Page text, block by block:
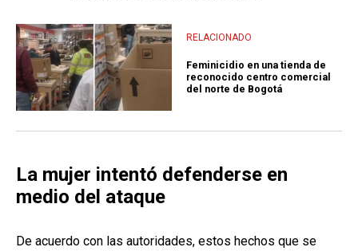
RELACIONADO
Feminicidio en una tienda de
reconocido centro comercial
del norte de Bogotá
La mujer intentó defenderse en
medio del ataque
De acuerdo con las autoridades, estos hechos que se